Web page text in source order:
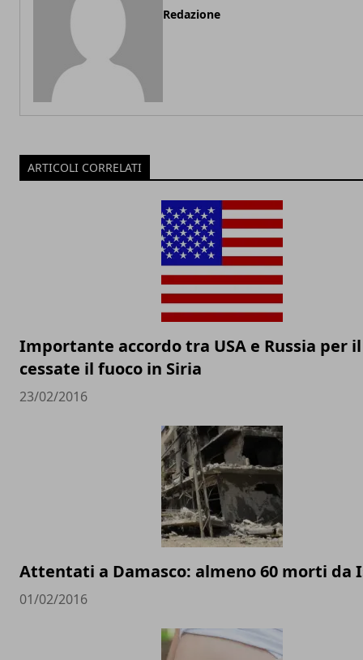
Redazione
ARTICOLI CORRELATI
Importante accordo tra USA e Russia per il
cessate il fuoco in Siria
23/02/2016
Attentati a Damasco: almeno 60 morti da
01/02/2016